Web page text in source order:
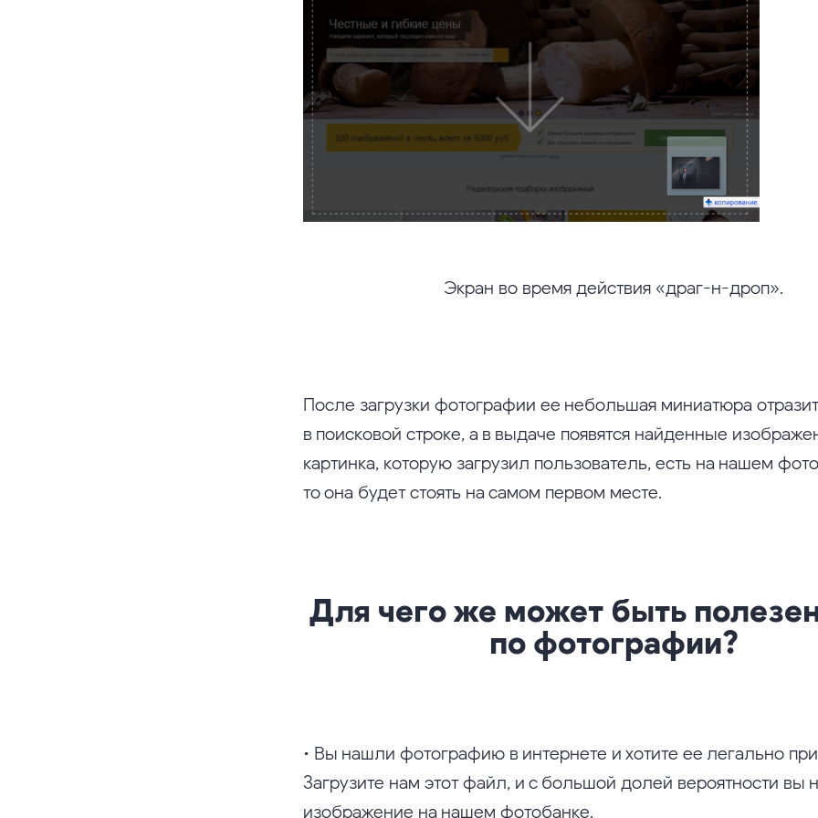
Экран во время действия «драг-н-дроп».
После загрузки фотографии ее небольшая миниатюра
в поисковой строке, а в выдаче появятся найденные
картинка, которую загрузил пользователь, есть на нашем
то она будет стоять на самом первом месте.
Для чего же может быть
по фотографии?
• Вы нашли фотографию в интернете и хотите ее легально
Загрузите нам этот файл, и с большой долей вероятности вы
изображение на нашем фотобанке.